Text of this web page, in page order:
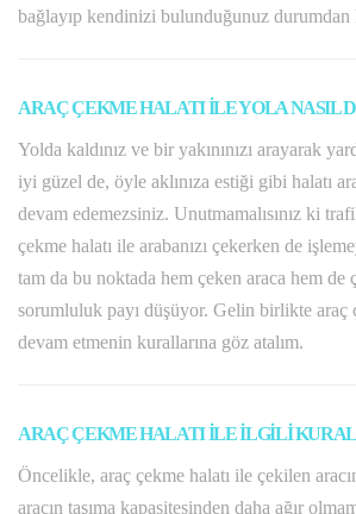
bağlayıp kendinizi bulunduğunuz durumdan
ARAÇ ÇEKME HALATI İLE YOLA NASIL
Yolda kaldınız ve bir yakınınızı arayarak
iyi güzel de, öyle aklınıza estiği gibi halatı
devam edemezsiniz. Unutmamalısınız ki
çekme halatı ile arabanızı çekerken de
tam da bu noktada hem çeken araca hem de
sorumluluk payı düşüyor. Gelin birlikte araç
devam etmenin kurallarına göz atalım.
ARAÇ ÇEKME HALATI İLE İLGİLİ
Öncelikle, araç çekme halatı ile çekilen
aracın taşıma kapasitesinden daha ağır